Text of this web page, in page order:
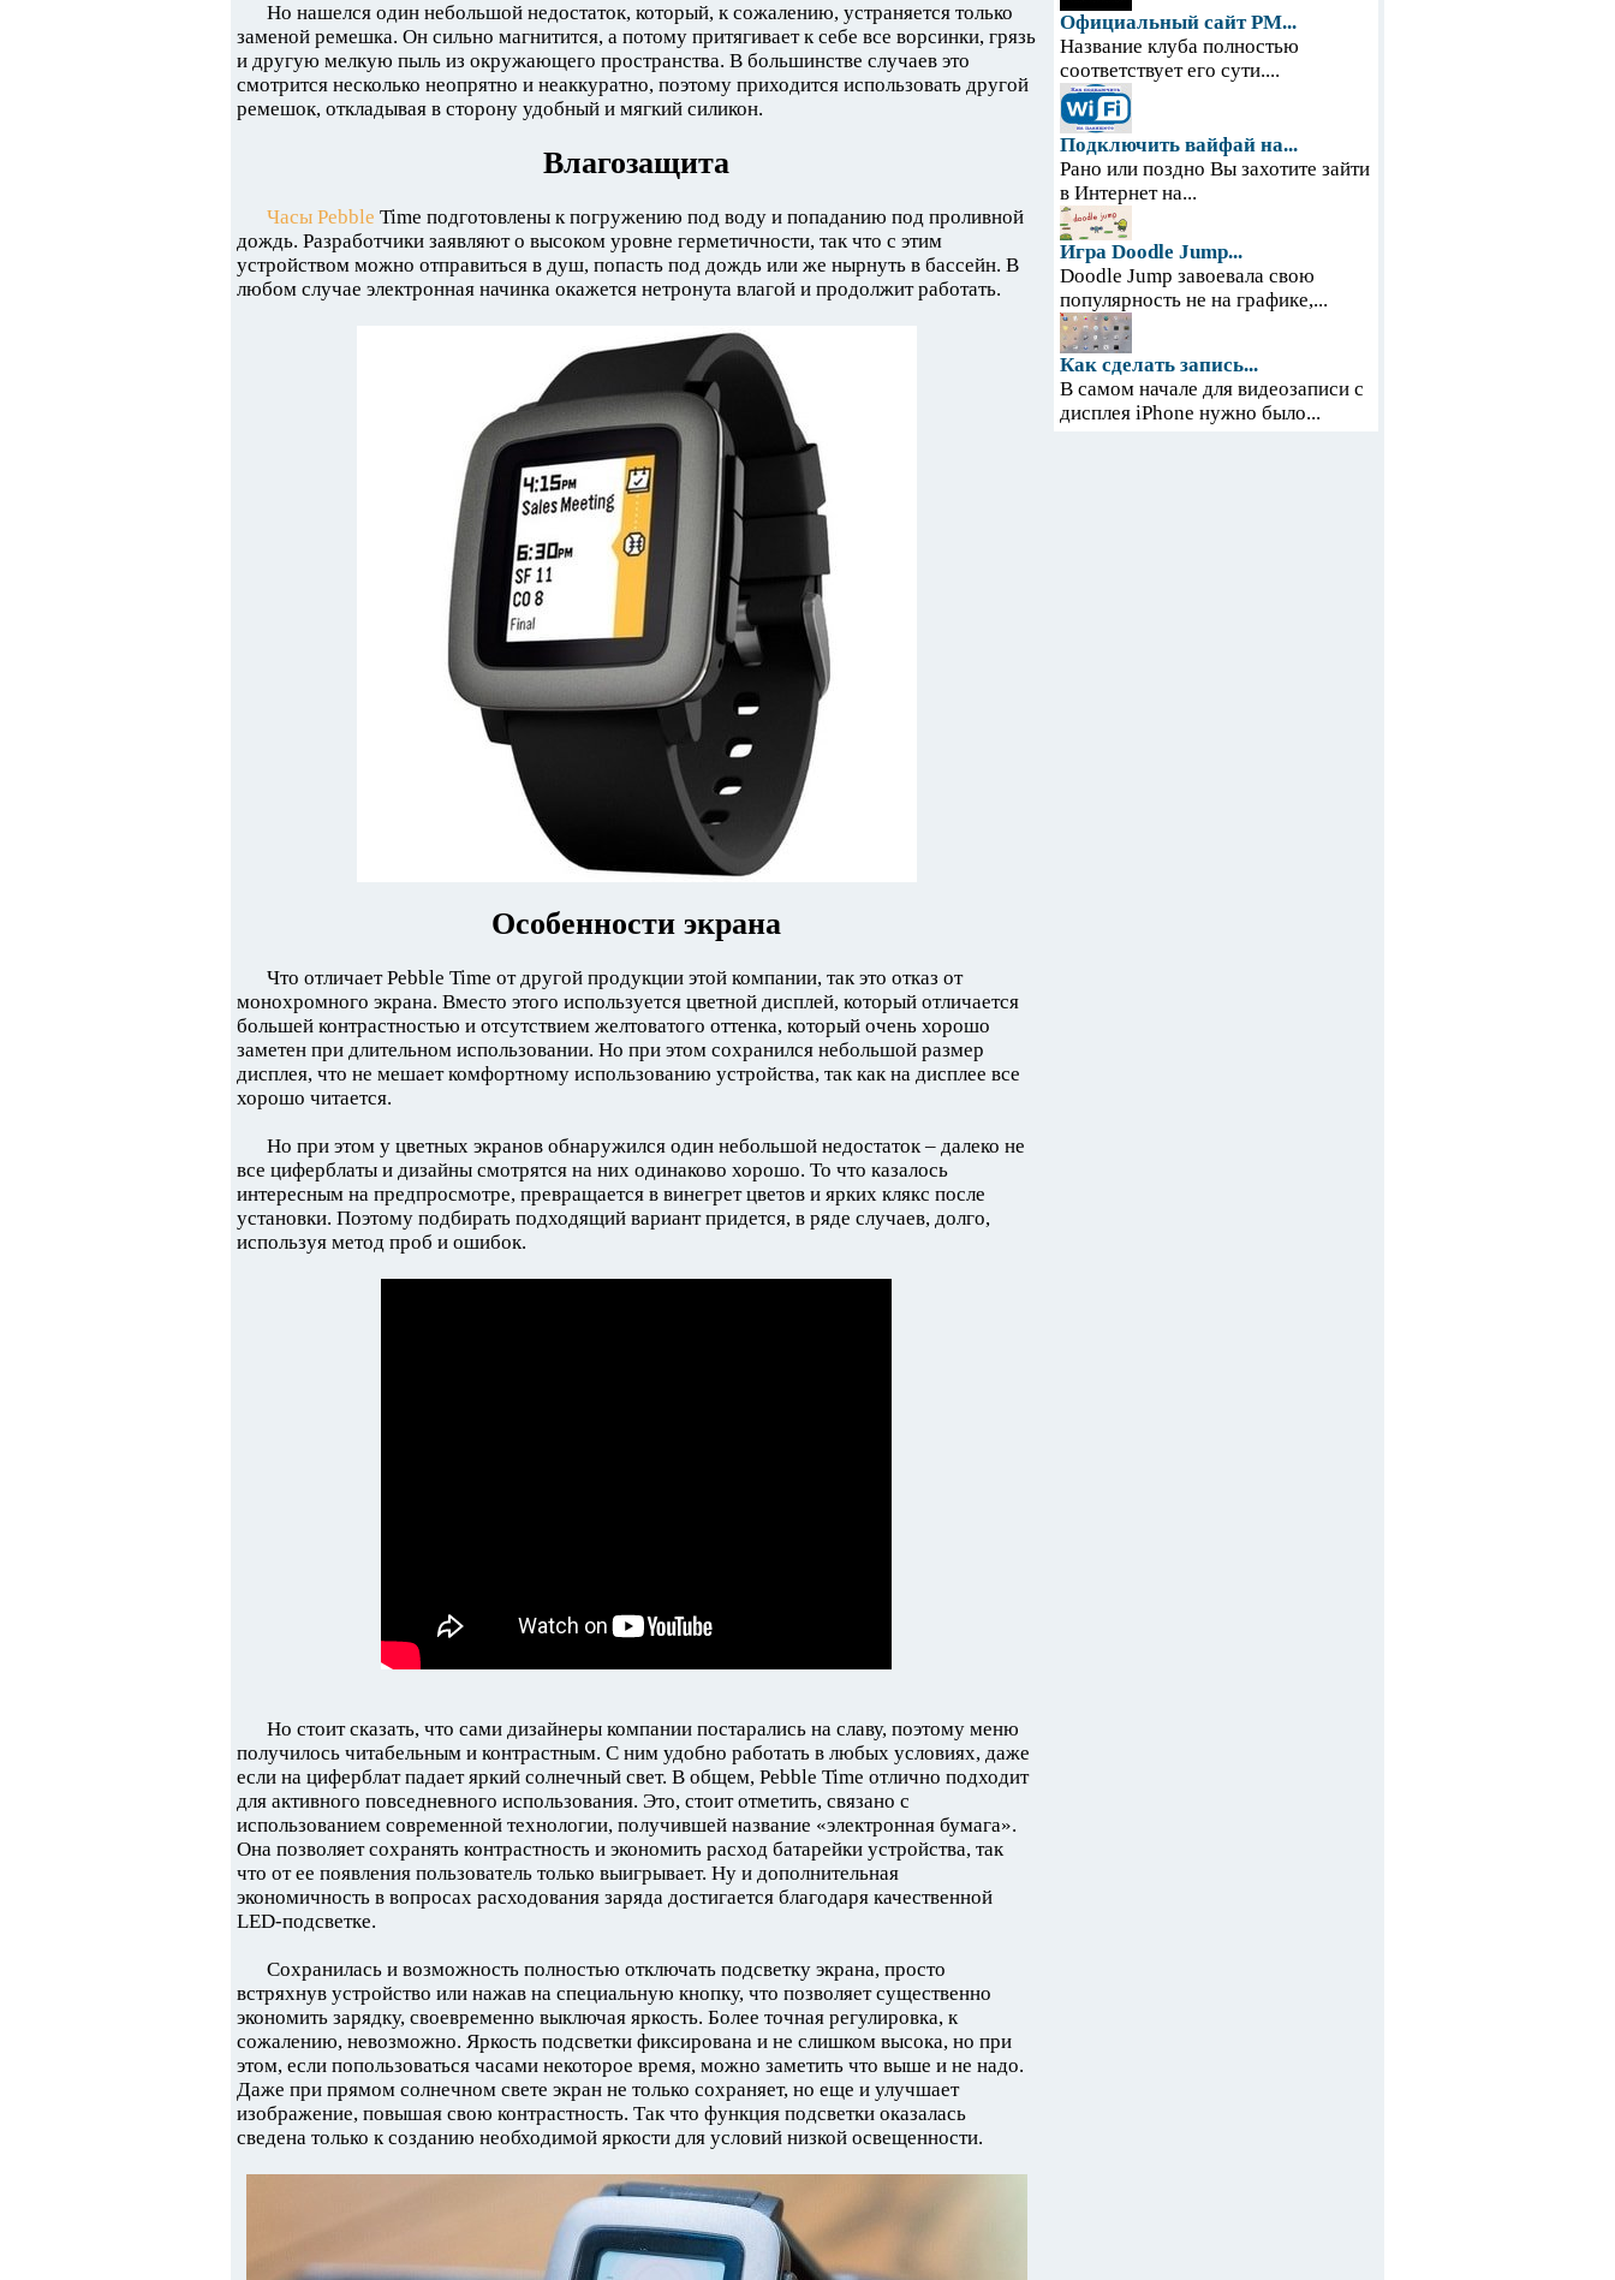
Но нашелся один небольшой недостаток, который, к сожалению, устраняется только
заменой ремешка. Он сильно магнитится, а потому притягивает к себе все ворсинки, грязь
и другую мелкую пыль из окружающего пространства. В большинстве случаев это
смотрится несколько неопрятно и неаккуратно, поэтому приходится использовать другой
ремешок, откладывая в сторону удобный и мягкий силикон.
Влагозащита
Часы Pebble Time подготовлены к погружению под воду и попаданию под проливной
дождь. Разработчики заявляют о высоком уровне герметичности, так что с этим
устройством можно отправиться в душ, попасть под дождь или же нырнуть в бассейн. В
любом случае электронная начинка окажется нетронута влагой и продолжит работать.
Особенности экрана
Что отличает Pebble Time от другой продукции этой компании, так это отказ от
монохромного экрана. Вместо этого используется цветной дисплей, который отличается
большей контрастностью и отсутствием желтоватого оттенка, который очень хорошо
заметен при длительном использовании. Но при этом сохранился небольшой размер
дисплея, что не мешает комфортному использованию устройства, так как на дисплее все
хорошо читается.
Но при этом у цветных экранов обнаружился один небольшой недостаток – далеко не
все циферблаты и дизайны смотрятся на них одинаково хорошо. То что казалось
интересным на предпросмотре, превращается в винегрет цветов и ярких клякс после
установки. Поэтому подбирать подходящий вариант придется, в ряде случаев, долго,
используя метод проб и ошибок.
Но стоит сказать, что сами дизайнеры компании постарались на славу, поэтому меню
получилось читабельным и контрастным. С ним удобно работать в любых условиях, даже
если на циферблат падает яркий солнечный свет. В общем, Pebble Time отлично подходит
для активного повседневного использования. Это, стоит отметить, связано с
использованием современной технологии, получившей название «электронная бумага».
Она позволяет сохранять контрастность и экономить расход батарейки устройства, так
что от ее появления пользователь только выигрывает. Ну и дополнительная
экономичность в вопросах расходования заряда достигается благодаря качественной
LED-подсветке.
Сохранилась и возможность полностью отключать подсветку экрана, просто
встряхнув устройство или нажав на специальную кнопку, что позволяет существенно
экономить зарядку, своевременно выключая яркость. Более точная регулировка, к
сожалению, невозможно. Яркость подсветки фиксирована и не слишком высока, но при
этом, если попользоваться часами некоторое время, можно заметить что выше и не надо.
Даже при прямом солнечном свете экран не только сохраняет, но еще и улучшает
изображение, повышая свою контрастность. Так что функция подсветки оказалась
сведена только к созданию необходимой яркости для условий низкой освещенности.
Официальный сайт PM...
Название клуба полностью
соответствует его сути....
Подключить вайфай на...
Рано или поздно Вы захотите зайти
в Интернет на...
Игра Doodle Jump...
Doodle Jump завоевала свою
популярность не на графике,...
Как сделать запись...
В самом начале для видеозаписи с
дисплея iPhone нужно было...